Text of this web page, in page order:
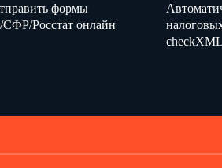
формы
Росстат онлайн